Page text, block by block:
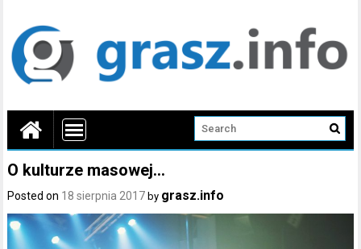
O kulturze masowej…
Posted on 18 sierpnia 2017 by grasz.info